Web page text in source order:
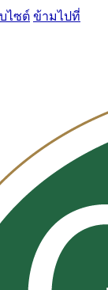
ไซต์ ข้ามไปที่